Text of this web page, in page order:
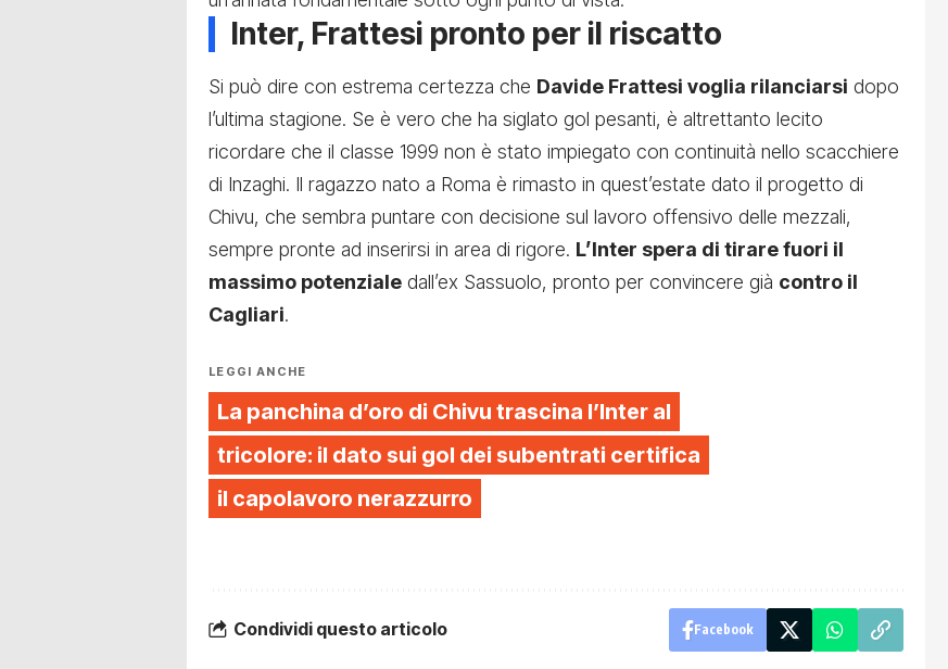
Inter, Frattesi pronto per il riscatto
Si può dire con estrema certezza che Davide Frattesi voglia rilanciarsi dopo
l’ultima stagione. Se è vero che ha siglato gol pesanti, è altrettanto lecito
ricordare che il classe 1999 non è stato impiegato con continuità nello scacchiere
di Inzaghi. Il ragazzo nato a Roma è rimasto in quest’estate dato il progetto di
Chivu, che sembra puntare con decisione sul lavoro offensivo delle mezzali,
sempre pronte ad inserirsi in area di rigore. L’Inter spera di tirare fuori il
massimo potenziale dall’ex Sassuolo, pronto per convincere già contro il
Cagliari.
LEGGI ANCHE
La panchina d’oro di Chivu trascina l’Inter al
tricolore: il dato sui gol dei subentrati certifica
il capolavoro nerazzurro
Condividi questo articolo Facebook